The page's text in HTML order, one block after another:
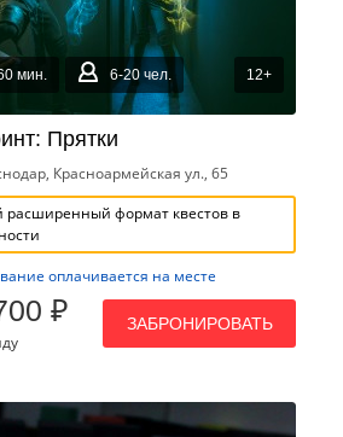
мин. 6-20 чел. 12+
Прятки
Красноармейская ул., 65
расширенный формат квестов в
оплачивается на месте
₽ ЗАБРОНИРОВАТЬ